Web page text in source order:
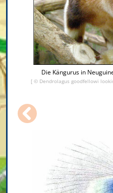
Die Kängurus in
[ © Dendrolagus goodfellowi